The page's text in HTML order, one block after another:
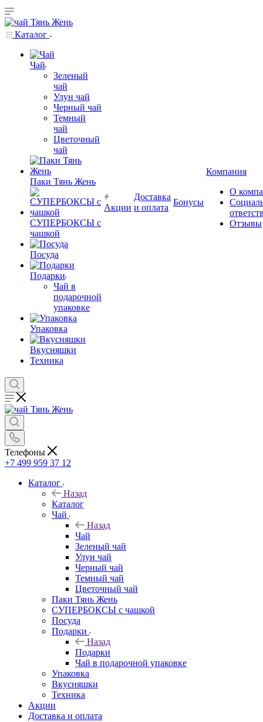
Каталог
Чай
Зеленый
чай
Улун чай
Черный чай
Темный
чай
Цветочный
чай
Паки Тянь Жень
СУПЕРБОКСЫ с
чашкой
Посуда
Подарки
Чай в
подарочной
упаковке
Упаковка
Вкусняшки
Техника
Акции
Доставка
и оплата
Бонусы
Компания
О
Отзывы
Телефоны
+7 499 959 37 12
Каталог
Назад
Каталог
Чай
Назад
Чай
Зеленый чай
Улун чай
Черный чай
Темный чай
Цветочный чай
Паки Тянь Жень
СУПЕРБОКСЫ с чашкой
Посуда
Подарки
Назад
Подарки
Чай в подарочной упаковке
Упаковка
Вкусняшки
Техника
Акции
Доставка и оплата